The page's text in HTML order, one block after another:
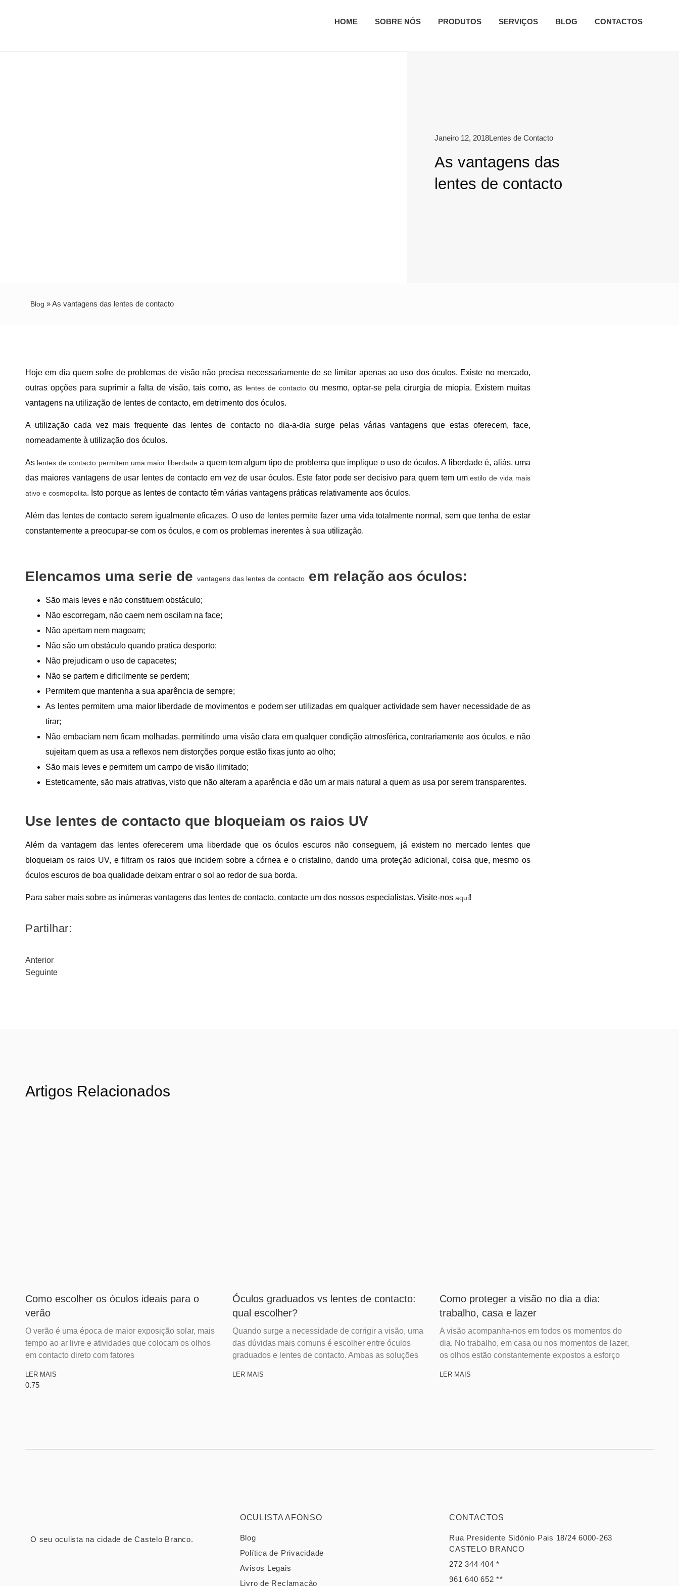
HOME SOBRE NÓS PRODUTOS SERVIÇOS BLOG CONTACTOS
Janeiro 12, 2018Lentes de Contacto
As vantagens das
lentes de contacto
Blog »As vantagens das lentes de contacto
Hoje em dia quem sofre de problemas de visão não precisa necessariamente de se limitar apenas ao uso dos óculos. Existe no mercado,
outras opções para suprimir a falta de visão, tais como, as lentes de contactoou mesmo, optar-se pela cirurgia de miopia. Existem muitas
vantagens na utilização de lentes de contacto, em detrimento dos óculos.
A utilização cada vez mais frequente das lentes de contacto no dia-a-dia surge pelas várias vantagens que estas oferecem, face,
nomeadamente à utilização dos óculos.
As lentes de contacto permitem uma maior liberdadea quem tem algum tipo de problema que implique o uso de óculos. A liberdade é, aliás, uma
das maiores vantagens de usar lentes de contacto em vez de usar óculos. Este fator pode ser decisivo para quem tem umestilo de vida mais
ativo e cosmopolita. Isto porque as lentes de contacto têm várias vantagens práticas relativamente aos óculos.
Além das lentes de contacto serem igualmente eficazes. O uso de lentes permite fazer uma vida totalmente normal, sem que tenha de estar
constantemente a preocupar-se com os óculos, e com os problemas inerentes à sua utilização.
Elencamos uma serie de vantagens das lentes de contacto em relação aos óculos:
São mais leves e não constituem obstáculo;
Não escorregam, não caem nem oscilam na face;
Não apertam nem magoam;
Não são um obstáculo quando pratica desporto;
Não prejudicam o uso de capacetes;
Não se partem e dificilmente se perdem;
Permitem que mantenha a sua aparência de sempre;
As lentes permitem uma maior liberdade de movimentos e podem ser utilizadas em qualquer actividade sem haver necessidade de as
tirar;
Não embaciam nem ficam molhadas, permitindo uma visão clara em qualquer condição atmosférica, contrariamente aos óculos, e não
sujeitam quem as usa a reflexos nem distorções porque estão fixas junto ao olho;
São mais leves e permitem um campo de visão ilimitado;
Esteticamente, são mais atrativas, visto que não alteram a aparência e dão um ar mais natural a quem as usa por serem transparentes.
Use lentes de contacto que bloqueiam os raios UV
Além da vantagem das lentes oferecerem uma liberdade que os óculos escuros não conseguem, já existem no mercado lentes que
bloqueiam os raios UV, e filtram os raios que incidem sobre a córnea e o cristalino, dando uma proteção adicional, coisa que, mesmo os
óculos escuros de boa qualidade deixam entrar o sol ao redor de sua borda.
Para saber mais sobre as inúmeras vantagens das lentes de contacto, contacte um dos nossos especialistas. Visite-nos aqui!
Partilhar:
Anterior
Seguinte
Artigos Relacionados
Como escolher os óculos ideais para o
verão
O verão é uma época de maior exposição solar, mais
tempo ao ar livre e atividades que colocam os olhos
em contacto direto com fatores
LER MAIS
Óculos graduados vs lentes de contacto:
qual escolher?
Quando surge a necessidade de corrigir a visão, uma
das dúvidas mais comuns é escolher entre óculos
graduados e lentes de contacto. Ambas as soluções
LER MAIS
Como proteger a visão no dia a dia:
trabalho, casa e lazer
A visão acompanha-nos em todos os momentos do
dia. No trabalho, em casa ou nos momentos de lazer,
os olhos estão constantemente expostos a esforço
LER MAIS
O seu oculista na cidade de Castelo Branco.
OCULISTA AFONSO
Blog
Política de Privacidade
Avisos Legais
Livro de Reclamação
CONTACTOS
Rua Presidente Sidónio Pais 18/24 6000-263
CASTELO BRANCO
272 344 404 *
961 640 652 **